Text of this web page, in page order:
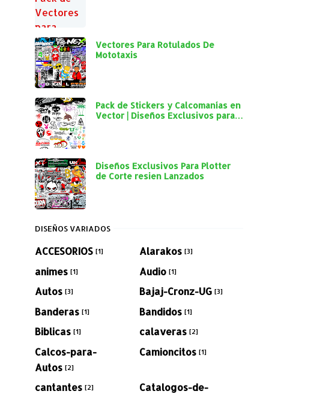
Vectores Para Rotulados De
Mototaxis
Pack de Stickers y Calcomanías en
Vector | Diseños Exclusivos para
Diseños Exclusivos Para Plotter
de Corte resien Lanzados
DISEÑOS VARIADOS
ACCESORIOS [1] Alarakos [3]
animes [1] Audio [1]
Autos [3] Bajaj-Cronz-UG [3]
Banderas [1] Bandidos [1]
Biblicas [1] calaveras [2]
Calcos-para-
Autos [2]
Camioncitos [1]
cantantes [2]
Catalogos-de-